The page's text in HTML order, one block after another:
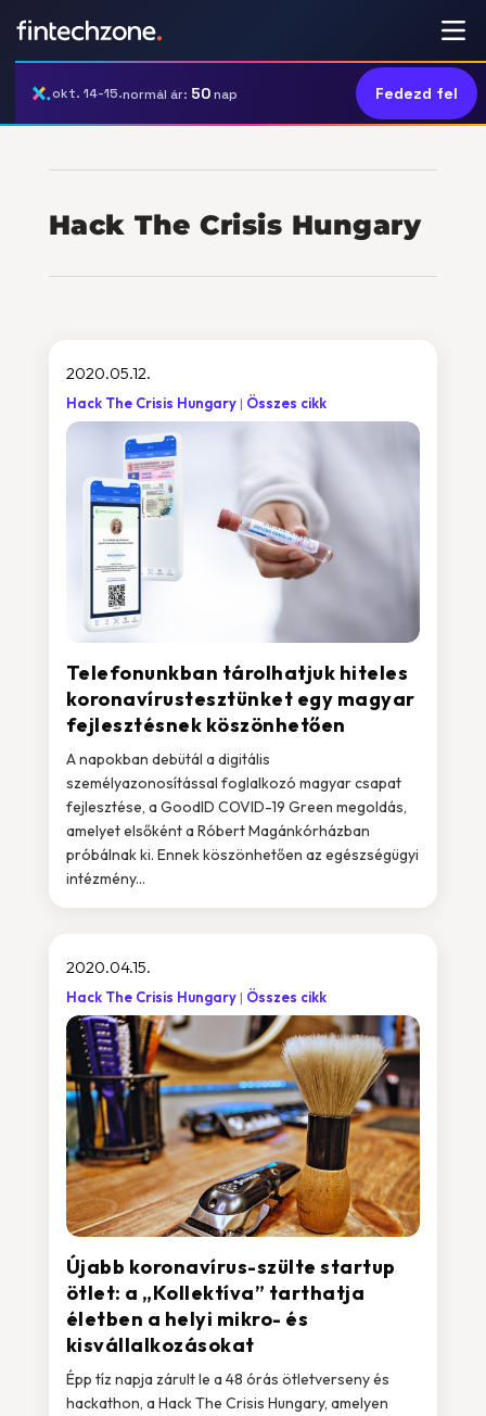
okt. 14-15.normál ár: 50nap Fedezd fel
Hack The Crisis Hungary
Telefonunkban tárolhatjuk hiteles
koronavírustesztünket egy magyar
fejlesztésnek köszönhetően
2020.05.12.
Hack The Crisis Hungary Összes cikk
A napokban debütál a digitális
személyazonosítással foglalkozó magyar csapat
fejlesztése, a GoodID COVID-19 Green megoldás,
amelyet elsőként a Róbert Magánkórházban
próbálnak ki. Ennek köszönhetően az egészségügyi
intézmény...
Újabb koronavírus-szülte startup
ötlet: a „Kollektíva” tarthatja
életben a helyi mikro- és
kisvállalkozásokat
2020.04.15.
Hack The Crisis Hungary Összes cikk
Épp tíz napja zárult le a 48 órás ötletverseny és
hackathon, a Hack The Crisis Hungary, amelyen